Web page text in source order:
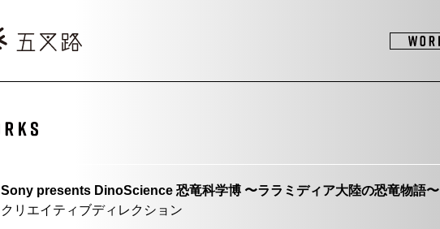
Sony presents DinoScience 恐竜科学博 〜ララミディア大陸の恐竜物語〜
クリエイティブディレクション